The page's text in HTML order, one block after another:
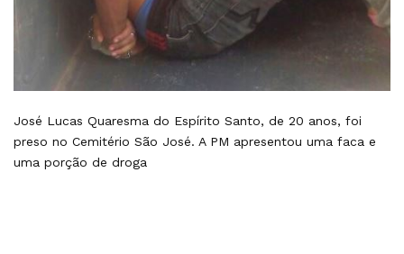
José Lucas Quaresma do Espírito Santo, de 20 anos, foi
preso no Cemitério São José. A PM apresentou uma faca e
uma porção de droga